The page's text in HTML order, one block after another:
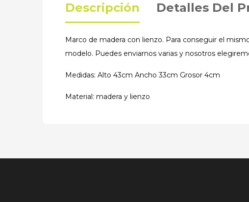
Descripción Detalles Del
Marco de madera con lienzo. Para conseguir el
modelo. Puedes enviarnos varias y nosotros
Medidas: Alto 43cm Ancho 33cm Grosor 4cm
Material: madera y lienzo